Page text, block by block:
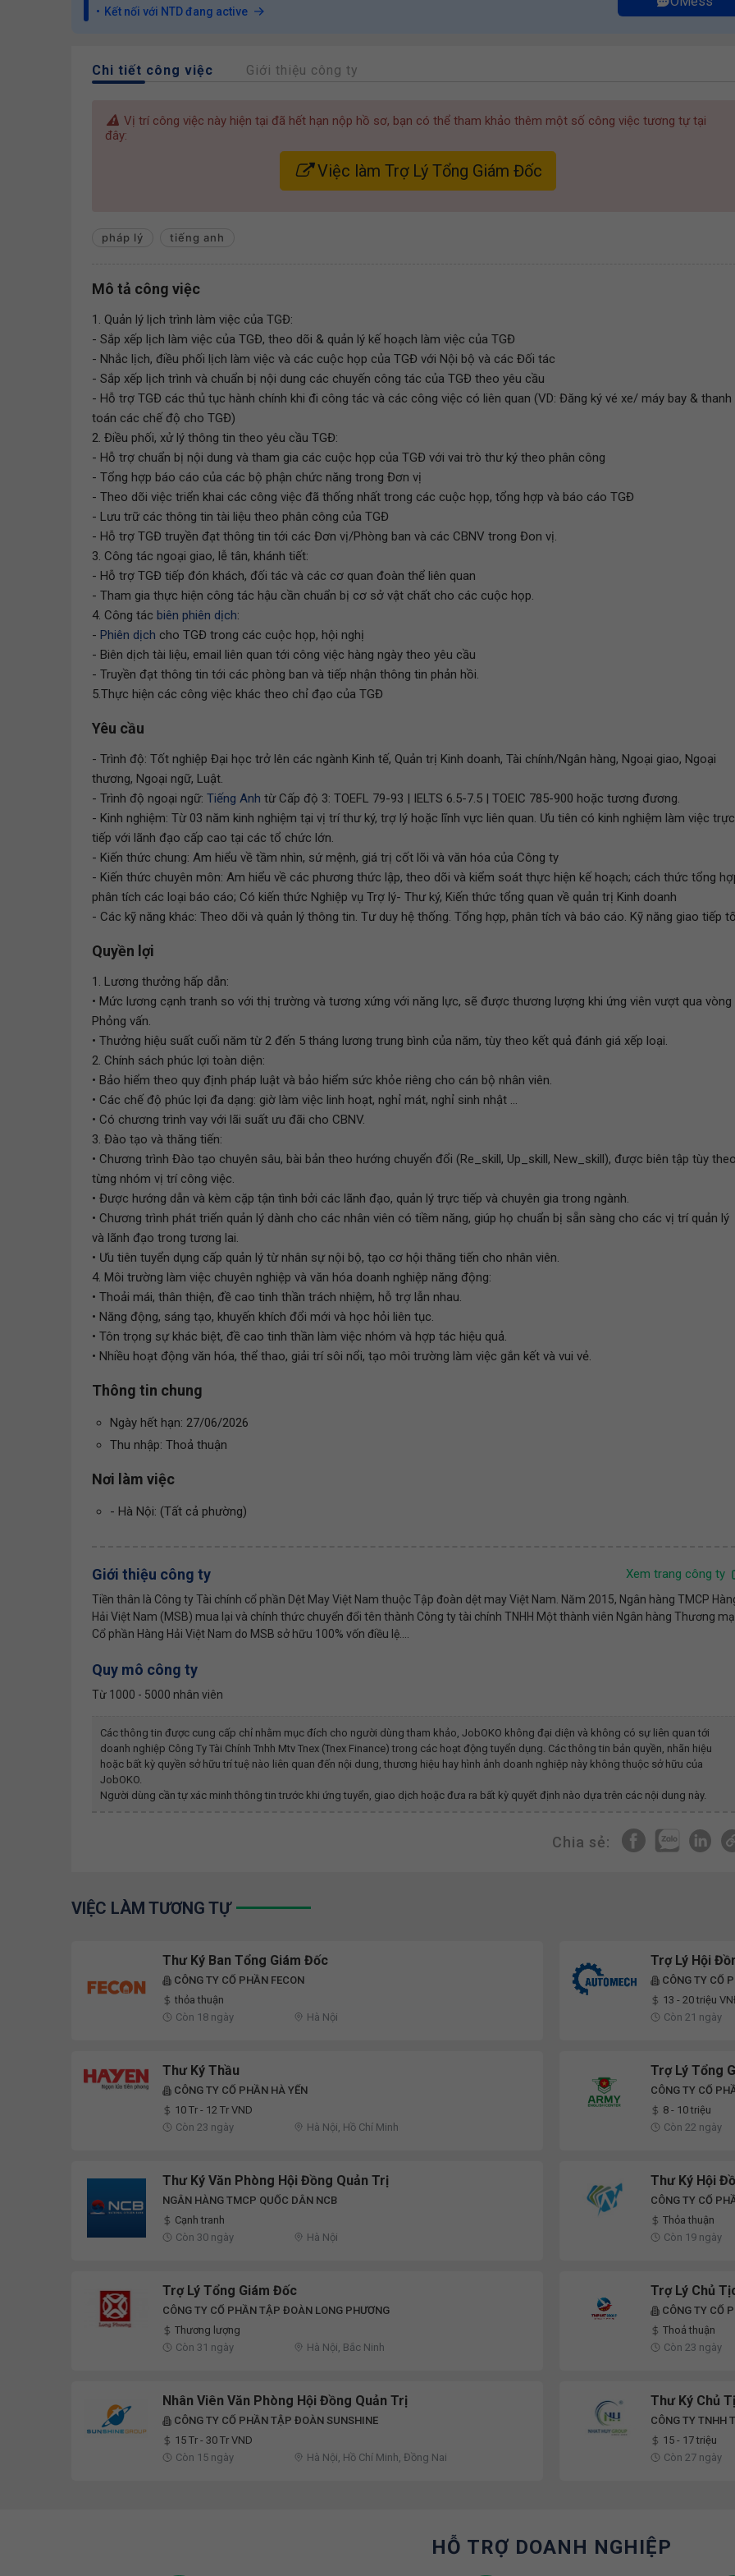
Kết nối với NTD đang active
Chi tiết công việc Giới thiệu công ty
Vị trí công việc này hiện tại đã hết hạn nộp hồ sơ, bạn có thể tham khảo thêm một số công việc tương tự tại
đây:
Việc làm Trợ Lý Tổng Giám Đốc
pháp lý tiếng anh
Mô tả công việc
1. Quản lý lịch trình làm việc của TGĐ:
- Sắp xếp lịch làm việc của TGĐ, theo dõi & quản lý kế hoạch làm việc của TGĐ
- Nhắc lịch, điều phối lịch làm việc và các cuộc họp của TGĐ với Nội bộ và các Đối tác
- Sắp xếp lịch trình và chuẩn bị nội dung các chuyến công tác của TGĐ theo yêu cầu
- Hỗ trợ TGĐ các thủ tục hành chính khi đi công tác và các công việc có liên quan (VD: Đăng ký vé xe/ máy bay & thanh
toán các chế độ cho TGĐ)
2. Điều phối, xử lý thông tin theo yêu cầu TGĐ:
- Hỗ trợ chuẩn bị nội dung và tham gia các cuộc họp của TGĐ với vai trò thư ký theo phân công
- Tổng hợp báo cáo của các bộ phận chức năng trong Đơn vị
- Theo dõi việc triển khai các công việc đã thống nhất trong các cuộc họp, tổng hợp và báo cáo TGĐ
- Lưu trữ các thông tin tài liệu theo phân công của TGĐ
- Hỗ trợ TGĐ truyền đạt thông tin tới các Đơn vị/Phòng ban và các CBNV trong Đon vị.
3. Công tác ngoại giao, lễ tân, khánh tiết:
- Hỗ trợ TGĐ tiếp đón khách, đối tác và các cơ quan đoàn thể liên quan
- Tham gia thực hiện công tác hậu cần chuẩn bị cơ sở vật chất cho các cuộc họp.
4. Công tác biên phiên dịch:
- Phiên dịch cho TGĐ trong các cuộc họp, hội nghị
- Biên dịch tài liệu, email liên quan tới công việc hàng ngày theo yêu cầu
- Truyền đạt thông tin tới các phòng ban và tiếp nhận thông tin phản hồi.
5.Thực hiện các công việc khác theo chỉ đạo của TGĐ
Yêu cầu
- Trình độ: Tốt nghiệp Đại học trở lên các ngành Kinh tế, Quản trị Kinh doanh, Tài chính/Ngân hàng, Ngoại giao, Ngoại
thương, Ngoại ngữ, Luật.
- Trình độ ngoại ngữ: Tiếng Anh từ Cấp độ 3: TOEFL 79-93 | IELTS 6.5-7.5 | TOEIC 785-900 hoặc tương đương.
- Kinh nghiệm: Từ 03 năm kinh nghiệm tại vị trí thư ký, trợ lý hoặc lĩnh vực liên quan. Ưu tiên có kinh nghiệm làm việc trực
tiếp với lãnh đạo cấp cao tại các tổ chức lớn.
- Kiến thức chung: Am hiểu về tầm nhìn, sứ mệnh, giá trị cốt lõi và văn hóa của Công ty
- Kiến thức chuyên môn: Am hiểu về các phương thức lập, theo dõi và kiểm soát thực hiện kế hoạch; cách thức tổng
phân tích các loại báo cáo; Có kiến thức Nghiệp vụ Trợ lý- Thư ký, Kiến thức tổng quan về quản trị Kinh doanh
- Các kỹ năng khác: Theo dõi và quản lý thông tin. Tư duy hệ thống. Tổng hợp, phân tích và báo cáo. Kỹ năng giao tiếp
Quyền lợi
1. Lương thưởng hấp dẫn:
• Mức lương cạnh tranh so với thị trường và tương xứng với năng lực, sẽ được thương lượng khi ứng viên vượt qua vòng
Phỏng vấn.
• Thưởng hiệu suất cuối năm từ 2 đến 5 tháng lương trung bình của năm, tùy theo kết quả đánh giá xếp loại.
2. Chính sách phúc lợi toàn diện:
• Bảo hiểm theo quy định pháp luật và bảo hiểm sức khỏe riêng cho cán bộ nhân viên.
• Các chế độ phúc lợi đa dạng: giờ làm việc linh hoạt, nghỉ mát, nghỉ sinh nhật ...
• Có chương trình vay với lãi suất ưu đãi cho CBNV.
3. Đào tạo và thăng tiến:
• Chương trình Đào tạo chuyên sâu, bài bản theo hướng chuyển đổi (Re_skill, Up_skill, New_skill), được biên tập tùy
từng nhóm vị trí công việc.
• Được hướng dẫn và kèm cặp tận tình bởi các lãnh đạo, quản lý trực tiếp và chuyên gia trong ngành.
• Chương trình phát triển quản lý dành cho các nhân viên có tiềm năng, giúp họ chuẩn bị sẵn sàng cho các vị trí quản lý
và lãnh đạo trong tương lai.
• Ưu tiên tuyển dụng cấp quản lý từ nhân sự nội bộ, tạo cơ hội thăng tiến cho nhân viên.
4. Môi trường làm việc chuyên nghiệp và văn hóa doanh nghiệp năng động:
• Thoải mái, thân thiện, đề cao tinh thần trách nhiệm, hỗ trợ lẫn nhau.
• Năng động, sáng tạo, khuyến khích đổi mới và học hỏi liên tục.
• Tôn trọng sự khác biệt, đề cao tinh thần làm việc nhóm và hợp tác hiệu quả.
• Nhiều hoạt động văn hóa, thể thao, giải trí sôi nổi, tạo môi trường làm việc gắn kết và vui vẻ.
Thông tin chung
Ngày hết hạn: 27/06/2026
Thu nhập: Thoả thuận
Nơi làm việc
- Hà Nội: (Tất cả phường)
Giới thiệu công ty Xem trang công ty
Tiền thân là Công ty Tài chính cổ phần Dệt May Việt Nam thuộc Tập đoàn dệt may Việt Nam. Năm 2015, Ngân hàng TMCP
Hải Việt Nam (MSB) mua lại và chính thức chuyển đổi tên thành Công ty tài chính TNHH Một thành viên Ngân hàng Thương
Cổ phần Hàng Hải Việt Nam do MSB sở hữu 100% vốn điều lệ....
Quy mô công ty
Từ 1000 - 5000 nhân viên
Các thông tin được cung cấp chỉ nhằm mục đích cho người dùng tham khảo, JobOKO không đại diện và không có sự liên quan tới
doanh nghiệp Công Ty Tài Chính Tnhh Mtv Tnex (tnex Finance) trong các hoạt động tuyển dụng. Các thông tin bản quyền, nhãn hiệu
hoặc bất kỳ quyền sở hữu trí tuệ nào liên quan đến nội dung, thương hiệu hay hình ảnh doanh nghiệp này không thuộc sở hữu của
JobOKO.
Người dùng cần tự xác minh thông tin trước khi ứng tuyển, giao dịch hoặc đưa ra bất kỳ quyết định nào dựa trên các nội dung này.
Chia sẻ:
VIỆC LÀM TƯƠNG TỰ
Thư Ký Ban Tổng Giám Đốc
CÔNG TY CỔ PHẦN FECON
thỏa thuận
Còn 18 ngày
Hà Nội
Trợ Lý Hội
CÔNG TY CỔ
13 - 20 triệu
Còn 21 ngày
Thư Ký Thầu
CÔNG TY CỔ PHẦN HÀ YẾN
10 Tr - 12 Tr VND
Còn 23 ngày
Hà Nội, Hồ Chí Minh
Trợ Lý Tổng
CÔNG TY CỔ
8 - 10 triệu
Còn 22 ngày
Thư Ký Văn Phòng Hội Đồng Quản Trị
NGÂN HÀNG TMCP QUỐC DÂN NCB
Cạnh tranh
Còn 30 ngày
Hà Nội
Thư Ký Hội
CÔNG TY CỔ
Thỏa thuận
Còn 19 ngày
Trợ Lý Tổng Giám Đốc
CÔNG TY CỔ PHẦN TẬP ĐOÀN LONG PHƯƠNG
Thương lượng
Còn 31 ngày
Hà Nội, Bắc Ninh
Trợ Lý Chủ
CÔNG TY CỔ
Thoả thuận
Còn 23 ngày
Nhân Viên Văn Phòng Hội Đồng Quản Trị
CÔNG TY CỔ PHẦN TẬP ĐOÀN SUNSHINE
15 Tr - 30 Tr VND
Còn 15 ngày
Hà Nội, Hồ Chí Minh, Đồng Nai
Thư Ký Chủ
CÔNG TY TNHH
15 - 17 triệu
Còn 27 ngày
HỖ TRỢ DOANH NGHIỆP